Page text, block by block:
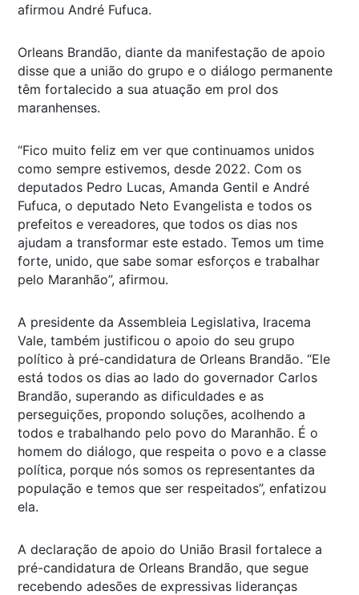
afirmou André Fufuca.
Orleans Brandão, diante da manifestação de apoio
disse que a união do grupo e o diálogo permanente
têm fortalecido a sua atuação em prol dos
maranhenses.
“Fico muito feliz em ver que continuamos unidos
como sempre estivemos, desde 2022. Com os
deputados Pedro Lucas, Amanda Gentil e André
Fufuca, o deputado Neto Evangelista e todos os
prefeitos e vereadores, que todos os dias nos
ajudam a transformar este estado. Temos um time
forte, unido, que sabe somar esforços e trabalhar
pelo Maranhão”, afirmou.
A presidente da Assembleia Legislativa, Iracema
Vale, também justificou o apoio do seu grupo
político à pré-candidatura de Orleans Brandão. “Ele
está todos os dias ao lado do governador Carlos
Brandão, superando as dificuldades e as
perseguições, propondo soluções, acolhendo a
todos e trabalhando pelo povo do Maranhão. É o
homem do diálogo, que respeita o povo e a classe
política, porque nós somos os representantes da
população e temos que ser respeitados”, enfatizou
ela.
A declaração de apoio do União Brasil fortalece a
pré-candidatura de Orleans Brandão, que segue
recebendo adesões de expressivas lideranças